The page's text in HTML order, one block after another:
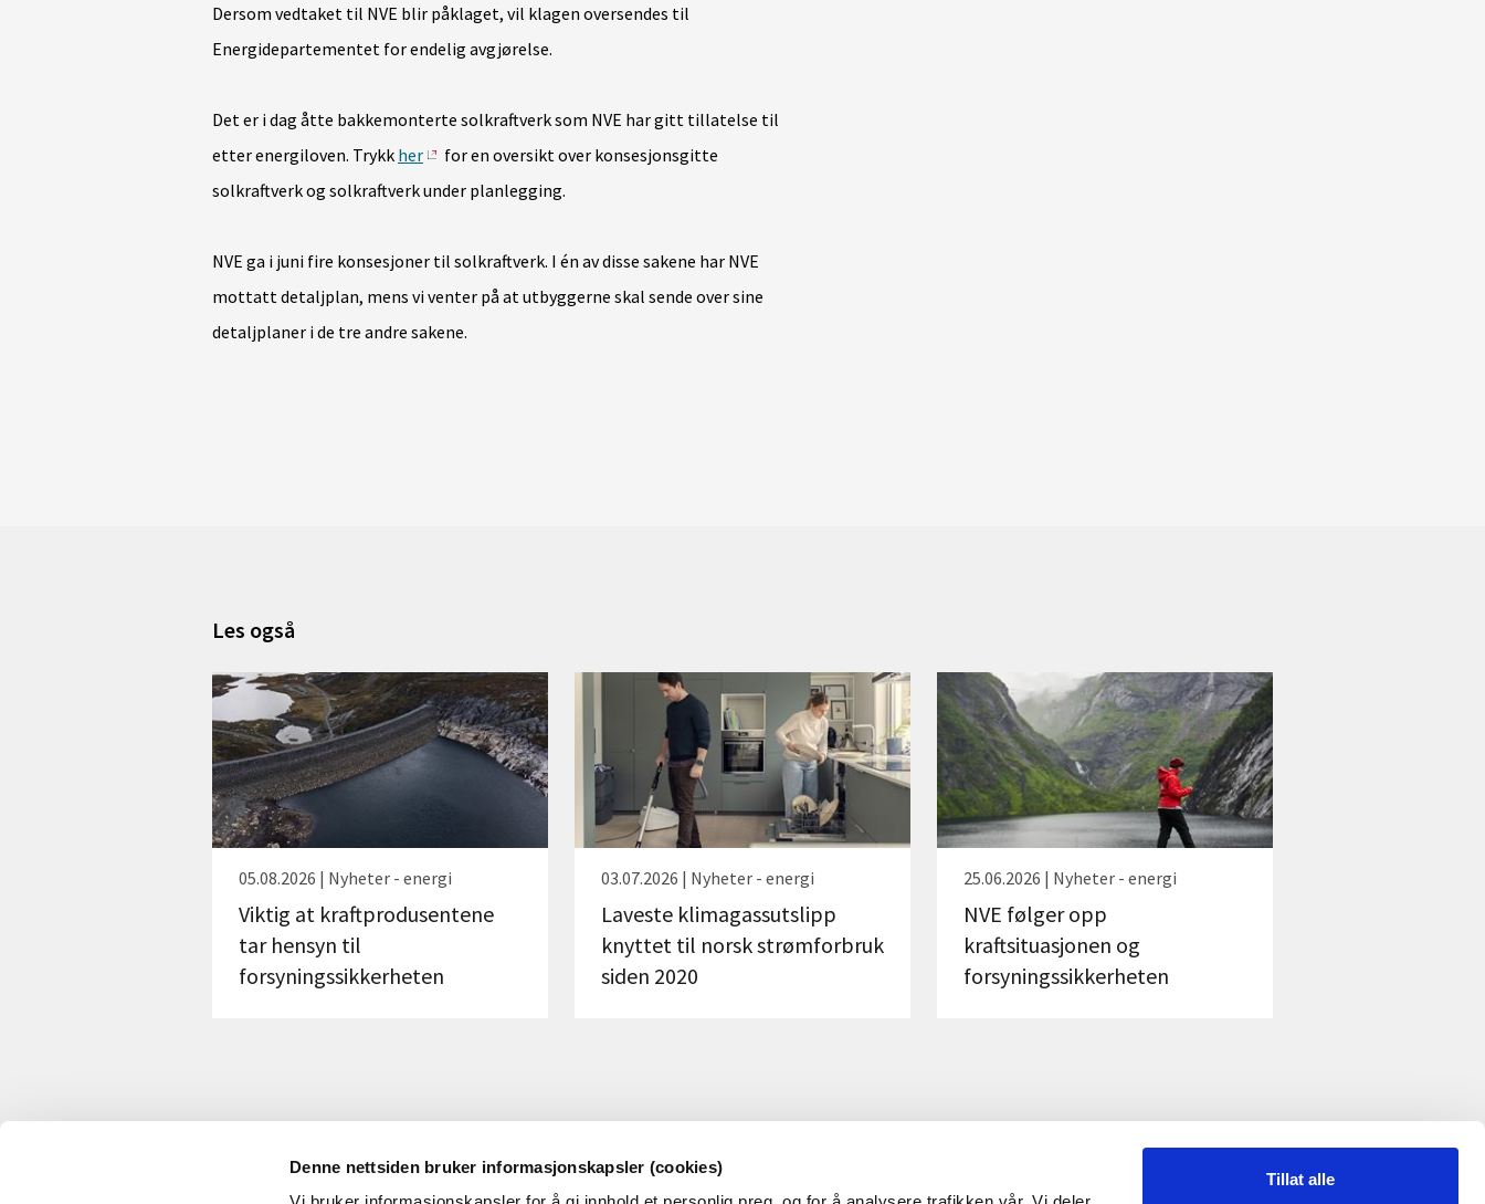
Denne nettsiden bruker informasjonskapsler (cookies)
Tillat alle
Dersom vedtaket til NVE blir påklaget, vil klagen oversendes til
Energidepartementet for endelig avgjørelse.
Det er i dag åtte bakkemonterte solkraftverk som NVE har gitt tillatelse til
etter energiloven. Trykk her
for en oversikt over konsesjonsgitte
solkraftverk og solkraftverk under planlegging.
NVE ga i juni fire konsesjoner til solkraftverk. I én av disse sakene har NVE
mottatt detaljplan, mens vi venter på at utbyggerne skal sende over sine
detaljplaner i de tre andre sakene.
Les også
05.08.2026 | Nyheter - energi
Viktig at kraftprodusentene
tar hensyn til
forsyningssikkerheten
03.07.2026 | Nyheter - energi
Laveste klimagassutslipp
knyttet til norsk strømforbruk
siden 2020
25.06.2026 | Nyheter - energi
NVE følger opp
kraftsituasjonen og
forsyningssikkerheten